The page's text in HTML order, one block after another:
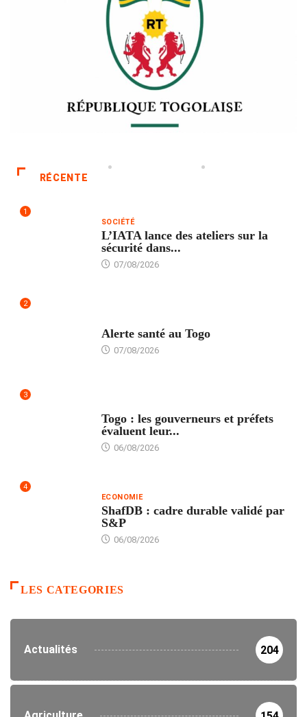
RÉCENTE
1
SOCIÉTÉ
L’IATA lance des ateliers sur la
sécurité dans...
07/08/2026
2
Alerte santé au Togo
07/08/2026
3
Togo : les gouverneurs et préfets
évaluent leur...
06/08/2026
4
ECONOMIE
ShafDB : cadre durable validé par
S&P
06/08/2026
LES CATEGORIES
Actualités 204